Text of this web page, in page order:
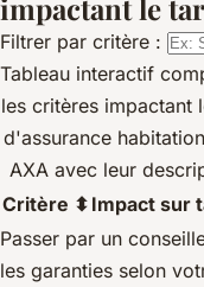
impactant le
Filtrer par critère :
Tableau interactif
les critères impactant
d'assurance
AXA avec leur
Critère ⬍ Impact sur
Passer par un
les garanties selon